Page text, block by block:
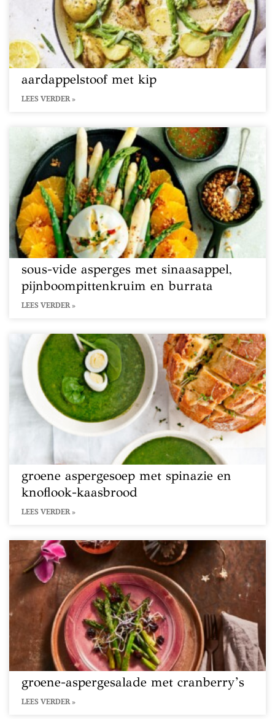
aardappelstoof met kip
LEES VERDER »
sous-vide asperges met sinaasappel,
pijnboompittenkruim en burrata
LEES VERDER »
groene aspergesoep met spinazie en
knoflook-kaasbrood
LEES VERDER »
groene-aspergesalade met cranberry’s
LEES VERDER »